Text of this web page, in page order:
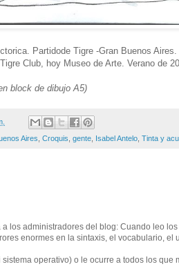
Partidode Tigre -Gran Buenos Aires.
Club, hoy Museo de Arte. Verano de
block de dibujo A5)
Aires, Croquis, gente, Isabel Antelo, Tinta y
los administradores del blog: Cuando leo
enormes en la sintaxis, el vocabulario, el
operativo) o le ocurre a todos los que